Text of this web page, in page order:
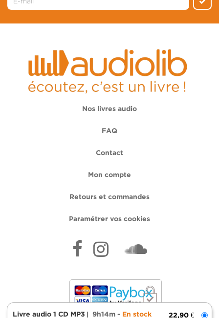
Livre audio 1 CD MP3 9h14m En stock 22,90 €
Nos livres audio
FAQ
Contact
Mon compte
Retours et commandes
Paramétrer vos cookies